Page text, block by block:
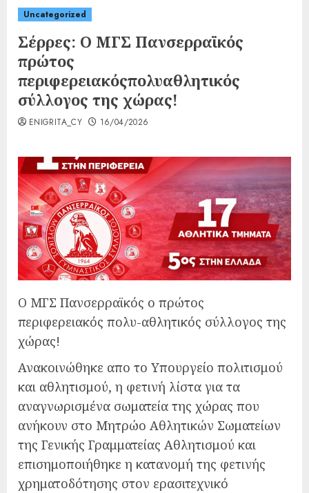
Uncategorized
Σέρρες: O ΜΓΣ Πανσερραϊκός
πρώτος
περιφερειακόςπολυαθλητικός
σύλλογος της χώρας!
ENIGRITA_CY 16/04/2026
Ο ΜΓΣ Πανσερραϊκός ο πρώτος
περιφερειακός πολυ-αθλητικός σύλλογος της
χώρας!
Ανακοινώθηκε απο το Υπουργείο πολιτισμού
και αθλητισμού, η φετινή λίστα για τα
αναγνωρισμένα σωματεία της χώρας που
ανήκουν στο Μητρώο Αθλητικών Σωματείων
της Γενικής Γραμματείας Αθλητισμού και
επισημοποιήθηκε η κατανομή της φετινής
χρηματοδότησης στον ερασιτεχνικό